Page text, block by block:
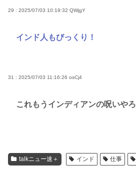
29 : 2025/07/03 10:19:32 QWjgY
インド人もびっくり！
31 : 2025/07/03 11:16:26 osCj4
これもうインディアンの呪いやろ
talkニュー速＋ インド 仕事